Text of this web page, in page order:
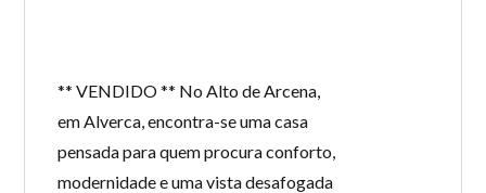
Lost your password?
** VENDIDO ** No Alto de Arcena,
em Alverca, encontra-se uma casa
pensada para quem procura conforto,
modernidade e uma vista desafogada